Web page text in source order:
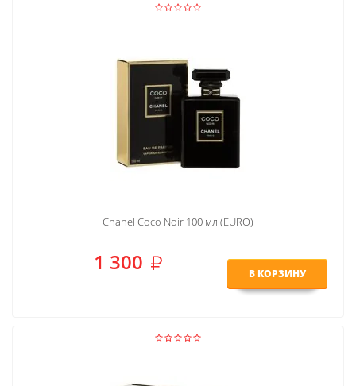
Chanel Coco Noir 100 мл (EURO)
1 300 В КОРЗИНУ